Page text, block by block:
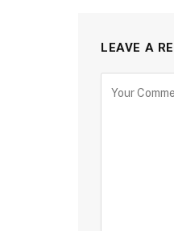
LEAVE A